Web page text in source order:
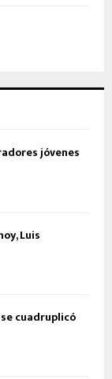
jóvenes
Luis
cuadruplicó